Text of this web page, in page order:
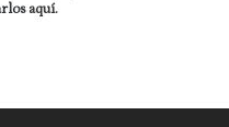
aquí.